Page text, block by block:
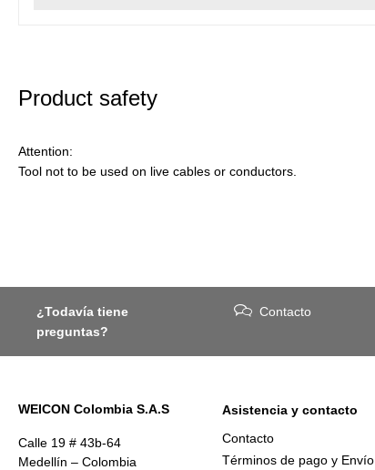
Product safety
Attention:
Tool not to be used on live cables or conductors.
¿Todavía tiene
preguntas?
Contacto
WEICON Colombia S.A.S
Calle 19 # 43b-64
Medellín – Colombia
Asistencia y contacto
Contacto
Términos de pago y Envío